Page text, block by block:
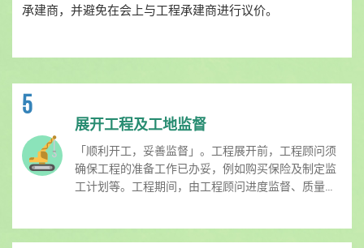
承建商，并避免在会上与工程承建商进行议价。
5
展开工程及工地监督
「顺利开工，妥善监督」。工程展开前，工程顾问须
确保工程的准备工作已办妥，例如购买保险及制定监
工计划等。工程期间，由工程顾问进度监督、质量...